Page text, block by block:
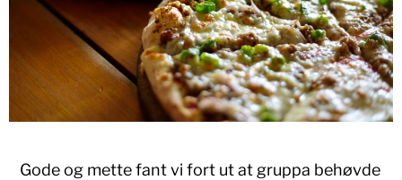
Gode og mette fant vi fort ut at gruppa behøvde